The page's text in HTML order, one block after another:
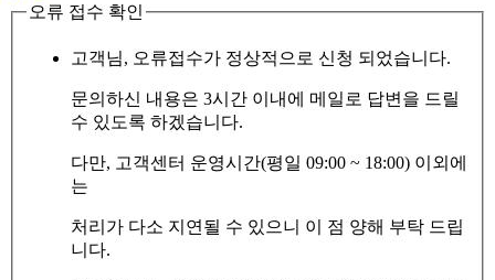
오류 접수 확인
고객님, 오류접수가 정상적으로 신청 되었습니다.
문의하신 내용은 3시간 이내에 메일로 답변을 드릴
수 있도록 하겠습니다.
다만, 고객센터 운영시간(평일 09:00 ~ 18:00) 이외에
는
처리가 다소 지연될 수 있으니 이 점 양해 부탁 드립
니다.